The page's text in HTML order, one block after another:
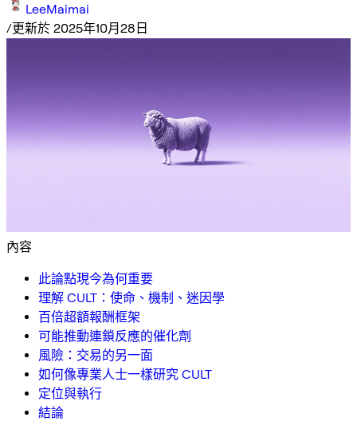
LeeMaimai
/更新於 2025年10月28日
內容
此論點現今為何重要
理解 CULT：使命、機制、迷因學
百倍超額報酬框架
可能推動連鎖反應的催化劑
風險：交易的另一面
如何像專業人士一樣研究 CULT
定位與執行
結論